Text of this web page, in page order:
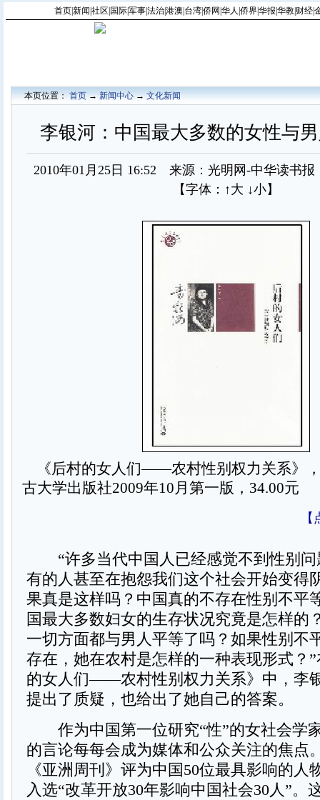
首页|新闻 社区 国际|军事|法治|港澳 台湾|侨网 华人 侨界|华报 华教| 财经|
本页位置：首页→新闻中心→文化新闻
李银河：中国最大多数的女性与
2010年01月25日 16:52 来源：光明网-中华读书
【字体： ↑大 ↓小】
《后村的女人们——农村性别权力关系》
古大学出版社2009年10月第一版，34.00元
“许多当代中国人已经感觉不到性别问
有的人甚至在抱怨我们这个社会开始变得
果真是这样吗？中国真的不存在性别不平
国最大多数妇女的生存状况究竟是怎样的
一切方面都与男人平等了吗？如果性别不
存在，她在农村是怎样的一种表现形式？
的女人们——农村性别权力关系》中，李
提出了质疑，也给出了她自己的答案。
作为中国第一位研究“性”的女社会学
的言论每每会成为媒体和公众关注的焦点
《亚洲周刊》评为中国50位最具影响的人
入选“改革开放30年影响中国社会30人”。